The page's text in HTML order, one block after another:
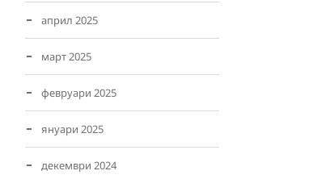
април 2025
март 2025
февруари 2025
януари 2025
декември 2024